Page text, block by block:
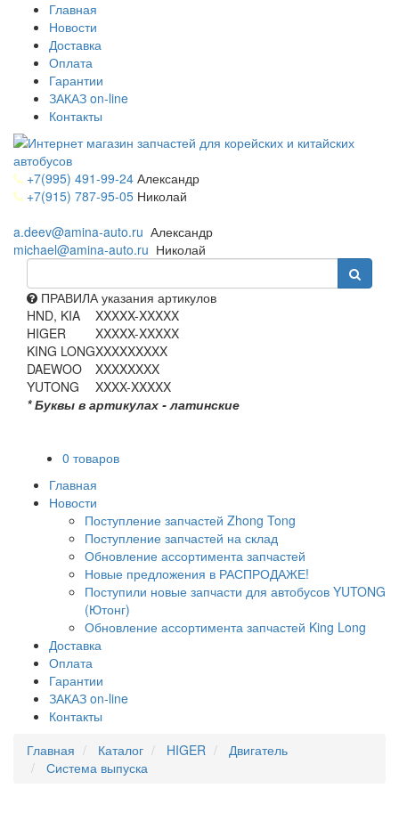
Главная
Новости
Доставка
Оплата
Гарантии
ЗАКАЗ on-line
Контакты
+7(995) 491-99-24 Александр
+7(915) 787-95-05 Николай
a.deev@amina-auto.ru Александр
michael@amina-auto.ru Николай
ПРАВИЛА указания артикулов
HND, KIA
XXXXX-XXXXX
HIGER
XXXXX-XXXXX
KING LONGXXXXXXXXX
DAEWOO
XXXXXXXX
YUTONG
XXXX-XXXXX
* Буквы в артикулах - латинские
0 товаров
Главная
Новости
Поступление запчастей Zhong Tong
Поступление запчастей на склад
Обновление ассортимента запчастей
Новые предложения в РАСПРОДАЖЕ!
Поступили новые запчасти для автобусов YUTONG
(Ютонг)
Обновление ассортимента запчастей King Long
Доставка
Оплата
Гарантии
ЗАКАЗ on-line
Контакты
Главная
Каталог HIGER
Двигатель
Система выпуска